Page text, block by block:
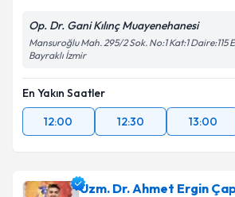
Op. Dr. Gani Kılınç Muayenehanesi
Mansuroğlu Mah. 295/2 Sok. No:1 Kat:1 Daire:115
Bayraklı İzmir
En Yakın Saatler
12:00
12:30 13:00
Uzm. Dr. Ahmet Ergin